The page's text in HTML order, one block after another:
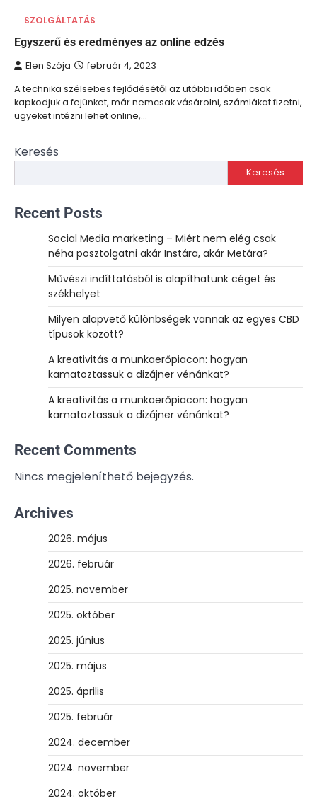
SZOLGÁLTATÁS
Egyszerű és eredményes az online edzés
Elen Szója február 4, 2023
A technika szélsebes fejlődésétől az utóbbi időben csak
kapkodjuk a fejünket, már nemcsak vásárolni, számlákat fizetni,
ügyeket intézni lehet online,…
Keresés
Keresés
Recent Posts
Social Media marketing – Miért nem elég csak
néha posztolgatni akár Instára, akár Metára?
Művészi indíttatásból is alapíthatunk céget és
székhelyet
Milyen alapvető különbségek vannak az egyes CBD
típusok között?
A kreativitás a munkaerőpiacon: hogyan
kamatoztassuk a dizájner vénánkat?
A kreativitás a munkaerőpiacon: hogyan
kamatoztassuk a dizájner vénánkat?
Recent Comments
Nincs megjeleníthető bejegyzés.
Archives
2026. május
2026. február
2025. november
2025. október
2025. június
2025. május
2025. április
2025. február
2024. december
2024. november
2024. október